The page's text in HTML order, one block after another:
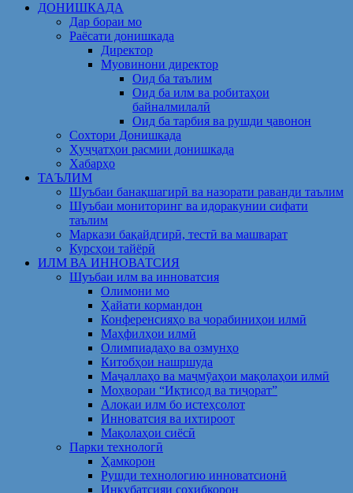
ДОНИШКАДА
Дар бораи мо
Раёсати донишкада
Директор
Муовинони директор
Оид ба таълим
Оид ба илм ва робитаҳои
байналмилалӣ
Оид ба тарбия ва рушди ҷавонон
Сохтори Донишкада
Ҳуҷҷатҳои расмии донишкада
Хабарҳо
ТАЪЛИМ
Шуъбаи банақшагирӣ ва назорати раванди таълим
Шуъбаи мониторинг ва идоракунии сифати
таълим
Маркази бақайдгирӣ, тестӣ ва машварат
Курсҳои тайёрӣ
ИЛМ ВА ИННОВАТСИЯ
Шуъбаи илм ва инноватсия
Олимони мо
Ҳайати кормандон
Конференсияҳо ва чорабиниҳои илмӣ
Маҳфилҳои илмӣ
Олимпиадаҳо ва озмунҳо
Китобҳои нашршуда
Маҷаллаҳо ва маҷмӯаҳои мақолаҳои илмӣ
Моҳвораи “Иқтисод ва тиҷорат”
Алоқаи илм бо истеҳсолот
Инноватсия ва ихтироот
Мақолаҳои сиёсӣ
Парки технологӣ
Ҳамкорон
Рушди технологию инноватсионӣ
Инкубатсияи соҳибкорон